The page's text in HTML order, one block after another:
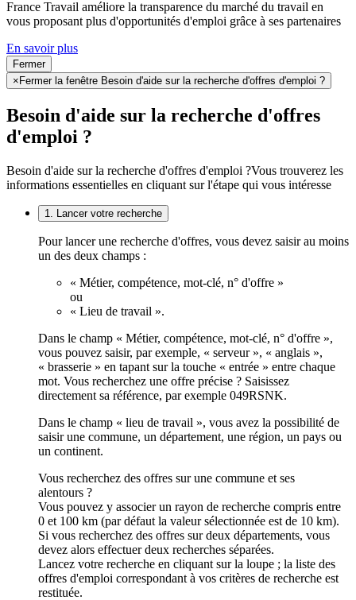
France Travail améliore la transparence du marché du travail en
vous proposant plus d'opportunités d'emploi grâce à ses partenaires
En savoir plus
Fermer
× Fermer la fenêtre Besoin d'aide sur la recherche d'offres d'emploi ?
Besoin d'aide sur la recherche d'offres
d'emploi ?
Besoin d'aide sur la recherche d'offres d'emploi ?Vous trouverez les
informations essentielles en cliquant sur l'étape qui vous intéresse
1. Lancer votre recherche
Pour lancer une recherche d'offres, vous devez saisir au moins
un des deux champs :
« Métier, compétence, mot-clé, n° d'offre »
ou
« Lieu de travail ».
Dans le champ « Métier, compétence, mot-clé, n° d'offre »,
vous pouvez saisir, par exemple, « serveur », « anglais »,
« brasserie » en tapant sur la touche « entrée » entre chaque
mot. Vous recherchez une offre précise ? Saisissez
directement sa référence, par exemple 049RSNK.
Dans le champ « lieu de travail », vous avez la possibilité de
saisir une commune, un département, une région, un pays ou
un continent.
Vous recherchez des offres sur une commune et ses
alentours ?
Vous pouvez y associer un rayon de recherche compris entre
0 et 100 km (par défaut la valeur sélectionnée est de 10 km).
Si vous recherchez des offres sur deux départements, vous
devez alors effectuer deux recherches séparées.
Lancez votre recherche en cliquant sur la loupe ; la liste des
offres d'emploi correspondant à vos critères de recherche est
restituée.